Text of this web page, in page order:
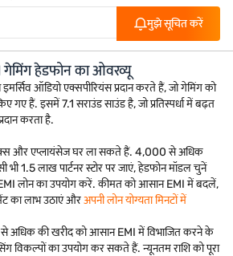
मुझे सूचित करें
हेडफोन का ओवरव्यू
ऑडियो एक्सपीरियंस प्रदान करते हैं, जो गेमिंग को
गए हैं. इसमें 7.1 सराउंड साउंड है, जो प्रतिस्पर्धा में बढ़त
करता है.
और एप्लायंसेज घर ला सकते हैं. 4,000 से अधिक
1.5 लाख पार्टनर स्टोर पर जाएं, हेडफोन मॉडल चुनें
लोन का उपयोग करें. कीमत को आसान EMI में बदलें,
का लाभ उठाएं औरअपनी लोन योग्यता मिनटों में
की खरीद को आसान EMI में विभाजित करने के
विकल्पों का उपयोग कर सकते हैं. न्यूनतम राशि को पूरा